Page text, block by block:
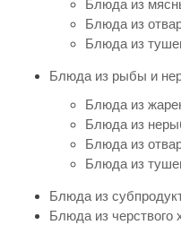
Блюда из
Блюда из
Блюда из
Блюда из рыбы и
Блюда из
Блюда из
Блюда из
Блюда из
Блюда из
Блюда из черствого